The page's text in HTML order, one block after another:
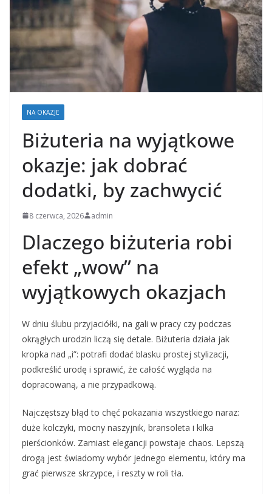
NA OKAZJE
Biżuteria na wyjątkowe
okazje: jak dobrać
dodatki, by zachwycić
8 czerwca, 2026 admin
Dlaczego biżuteria robi
efekt „wow” na
wyjątkowych okazjach
W dniu ślubu przyjaciółki, na gali w pracy czy podczas
okrągłych urodzin liczą się detale. Biżuteria działa jak
kropka nad „i”: potrafi dodać blasku prostej stylizacji,
podkreślić urodę i sprawić, że całość wygląda na
dopracowaną, a nie przypadkową.
Najczęstszy błąd to chęć pokazania wszystkiego naraz:
duże kolczyki, mocny naszyjnik, bransoleta i kilka
pierścionków. Zamiast elegancji powstaje chaos. Lepszą
drogą jest świadomy wybór jednego elementu, który ma
grać pierwsze skrzypce, i reszty w roli tła.